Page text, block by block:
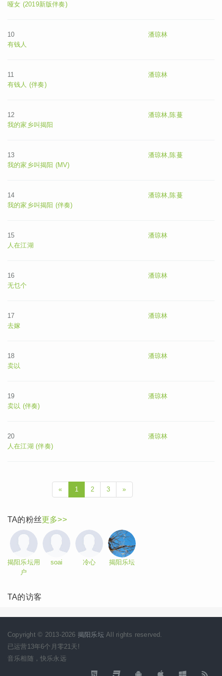
哑女 (2019新版伴奏)
10
有钱人
潘琼林
11
有钱人 (伴奏)
潘琼林
12
我的家乡叫揭阳
潘琼林,陈蔓
13
我的家乡叫揭阳 (MV)
潘琼林,陈蔓
14
我的家乡叫揭阳 (伴奏)
潘琼林,陈蔓
15
人在江湖
潘琼林
16
无乜个
潘琼林
17
去嫁
潘琼林
18
卖以
潘琼林
19
卖以 (伴奏)
潘琼林
20
人在江湖 (伴奏)
潘琼林
« 1 2 3 »
TA的粉丝更多>>
揭阳乐坛用
户
soai 冷心 揭阳乐坛
TA的访客
Copyright © 2013-2026 揭阳乐坛 All rights reserved.
已运营13年6个月零21天!
音乐相随，快乐永远